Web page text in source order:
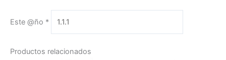
Este @ño *
Productos relacionados